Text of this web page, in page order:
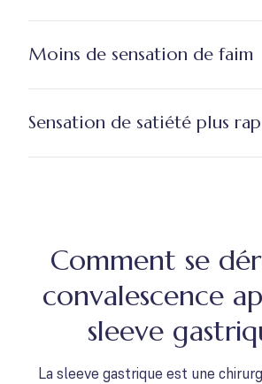
Moins de sensation de faim
Sensation de satiété plus
Comment se
convalescence
sleeve
La sleeve gastrique est une